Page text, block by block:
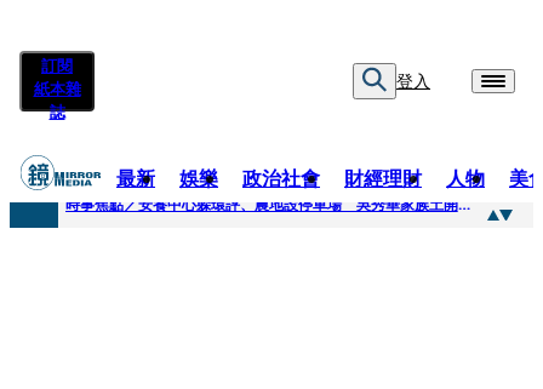
訂閱
紙本雜
誌
登入
最新 娛樂 政治社會 財經理財 人物 美
快訊
時事焦點／安養中心躲環評、農地設停車場 吳秀華家族土開爭議連環爆